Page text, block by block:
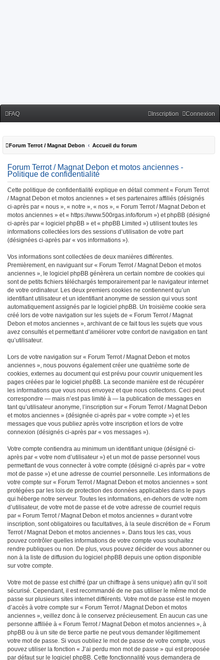
FAQ Connexion
Inscription
Forum Terrot / Magnat Debon Accueil du forum
Forum Terrot / Magnat Debon et motos anciennes -
Politique de confidentialité
Cette politique de confidentialité explique en détail comment « Forum Terrot
/ Magnat Debon et motos anciennes » et ses partenaires affiliés (désignés
ci-après par « nous », « notre », « nos », « Forum Terrot / Magnat Debon et
motos anciennes » et « https://www.500rgas.info/forum ») et phpBB (désigné
ci-après par « logiciel phpBB » et « phpBB Limited ») utilisent toutes les
informations collectées lors des sessions d’utilisation de votre part
(désignées ci-après par « vos informations »).
Vos informations sont collectées de deux manières différentes.
Premièrement, en naviguant sur « Forum Terrot / Magnat Debon et motos
anciennes », le logiciel phpBB génèrera un certain nombre de cookies qui
sont de petits fichiers téléchargés temporairement par le navigateur internet
de votre ordinateur. Les deux premiers cookies ne contiennent qu’un
identifiant utilisateur et un identifiant anonyme de session qui vous sont
automatiquement assignés par le logiciel phpBB. Un troisième cookie sera
créé lors de votre navigation sur les sujets de « Forum Terrot / Magnat
Debon et motos anciennes », archivant de ce fait tous les sujets que vous
avez consultés et permettant d’améliorer votre confort de navigation en tant
qu’utilisateur.
Lors de votre navigation sur « Forum Terrot / Magnat Debon et motos
anciennes », nous pouvons également créer une quatrième sorte de
cookies, externes au document qui est prévu pour couvrir uniquement les
pages créées par le logiciel phpBB. La seconde manière est de récupérer
les informations que vous nous envoyez et que nous collectons. Ceci peut
correspondre — mais n’est pas limité à — la publication de messages en
tant qu’utilisateur anonyme, l’inscription sur « Forum Terrot / Magnat Debon
et motos anciennes » (désignée ci-après par « votre compte ») et les
messages que vous publiez après votre inscription et lors de votre
connexion (désignés ci-après par « vos messages »).
Votre compte contiendra au minimum un identifiant unique (désigné ci-
après par « votre nom d’utilisateur ») et un mot de passe personnel vous
permettant de vous connecter à votre compte (désigné ci-après par « votre
mot de passe ») et une adresse de courriel personnelle. Les informations de
votre compte sur « Forum Terrot / Magnat Debon et motos anciennes » sont
protégées par les lois de protection des données applicables dans le pays
qui héberge notre serveur. Toutes les informations, en-dehors de votre nom
d’utilisateur, de votre mot de passe et de votre adresse de courriel requis
par « Forum Terrot / Magnat Debon et motos anciennes » durant votre
inscription, sont obligatoires ou facultatives, à la seule discrétion de « Forum
Terrot / Magnat Debon et motos anciennes ». Dans tous les cas, vous
pouvez contrôler quelles informations de votre compte vous souhaitez
rendre publiques ou non. De plus, vous pouvez décider de vous abonner ou
non à la liste de diffusion du logiciel phpBB depuis une option disponible
sur votre compte.
Votre mot de passe est chiffré (par un chiffrage à sens unique) afin qu’il soit
sécurisé. Cependant, il est recommandé de ne pas utiliser le même mot de
passe sur plusieurs sites internet différents. Votre mot de passe est le moyen
d’accès à votre compte sur « Forum Terrot / Magnat Debon et motos
anciennes », veillez donc à le conservez précieusement. En aucun cas une
personne affiliée à « Forum Terrot / Magnat Debon et motos anciennes », à
phpBB ou à un site de tierce partie ne peut vous demander légitimement
votre mot de passe. Si vous oubliez le mot de passe de votre compte, vous
pouvez utiliser la fonction « J’ai perdu mon mot de passe » qui est proposée
par défaut sur le logiciel phpBB. Cette fonctionnalité vous demandera de